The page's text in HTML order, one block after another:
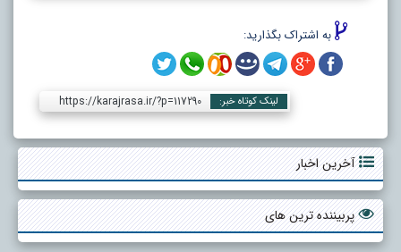
به اشتراک بگذارید:
لینک کوتاه خبر: https://karajrasa.ir/?p=117290
آخرین اخبار
پربیننده ترین های